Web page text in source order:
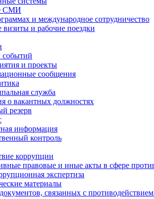
СМИ
и международное сотрудничество
и рабочие поездки
и проекты
сообщения
служба
о вакантных должностях
резерв
информация
контроль
коррупции
правовые и иные акты в сфере
экспертиза
материалы
связанных с